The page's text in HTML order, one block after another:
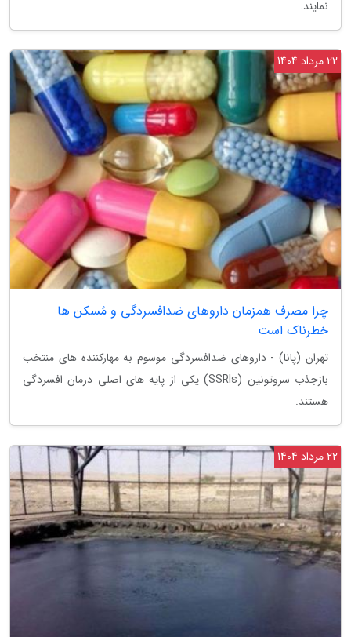
نمایند.
چرا مصرف همزمان داروهای ضدافسردگی و مُسکن ها
خطرناک است
تهران (پانا) - داروهای ضدافسردگی موسوم به مهارکننده های منتخب
بازجذب سروتونین (SSRIs) یکی از پایه های اصلی درمان افسردگی
هستند.
22 مرداد 1404
22 مرداد 1404